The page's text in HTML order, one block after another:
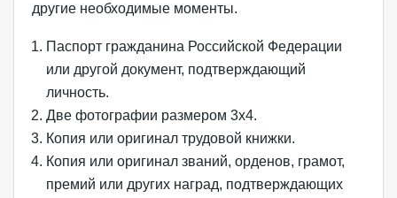
другие необходимые моменты.
Паспорт гражданина Российской Федерации
или другой документ, подтверждающий
личность.
Две фотографии размером 3х4.
Копия или оригинал трудовой книжки.
Копия или оригинал званий, орденов, грамот,
премий или других наград, подтверждающих